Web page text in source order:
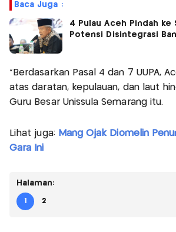
Baca Juga :
4 Pulau Aceh Pindah ke
Potensi Disintegrasi
"Berdasarkan Pasal 4 dan 7 UUPA,
atas daratan, kepulauan, dan laut
Guru Besar Unissula Semarang itu.
Lihat juga: Mang Ojak Diomelin
Gara Ini
Halaman:
1 2